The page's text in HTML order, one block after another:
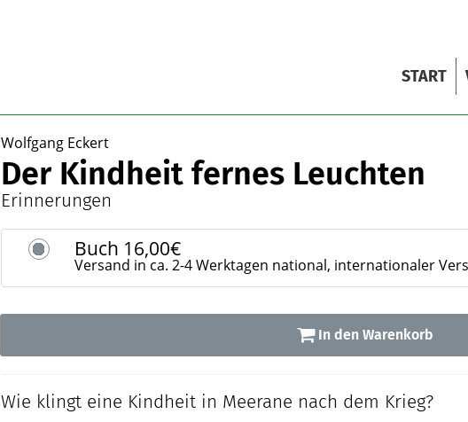
START
Wolfgang Eckert
Der Kindheit fernes Leuchten
Erinnerungen
Buch 16,00€
Versand in ca. 2-4 Werktagen national, internationaler
In den Warenkorb
Wie klingt eine Kindheit in Meerane nach dem Krieg?